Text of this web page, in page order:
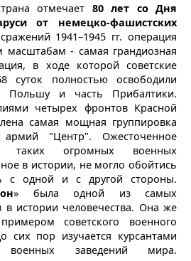
отмечает 80 лет со Дня
от немецко-фашистских
1941–1945 гг. операция
масштабам - самая грандиозная
в ходе которой советские
суток полностью освободили
Польшу и часть Прибалтики.
четырех фронтов Красной
самая мощная группировка
"Центр". Ожесточенное
таких огромных военных
в истории, не могло обойтись
с одной и с другой стороны.
» была одной из самых
в истории человечества. Она же
советского военного
сих пор изучается курсантами
заведений мира.